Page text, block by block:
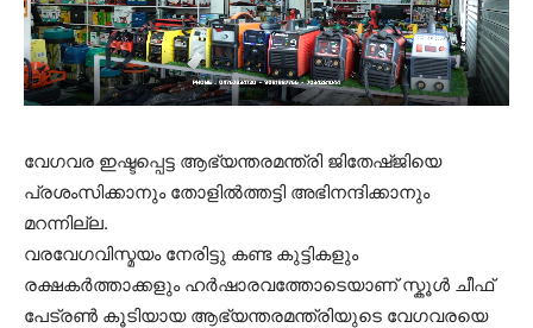
വേഗവര ഇഷ്ടപ്പെട്ട ആഭ്യന്തരമന്ത്രി ജിതേഷ്ജിയെ
പ്രശംസിക്കാനും തോളിൽത്തട്ടി അഭിനന്ദിക്കാനും
മറന്നില്ല.
വരവേഗവിസ്മയം നേരിട്ടു കണ്ട കുട്ടികളും
രക്ഷകർത്താക്കളും ഹർഷാരവത്തോടെയാണ് സ്കൂൾ ചീഫ്
പേട്രൺ കൂടിയായ ആഭ്യന്തരമന്ത്രിയുടെ വേഗവരയെ